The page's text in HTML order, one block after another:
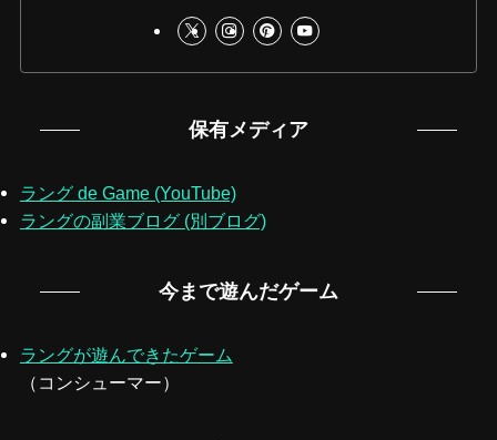
保有メディア
ラング de Game (YouTube)
ラングの副業ブログ (別ブログ)
今まで遊んだゲーム
ラングが遊んできたゲーム
（コンシューマー）